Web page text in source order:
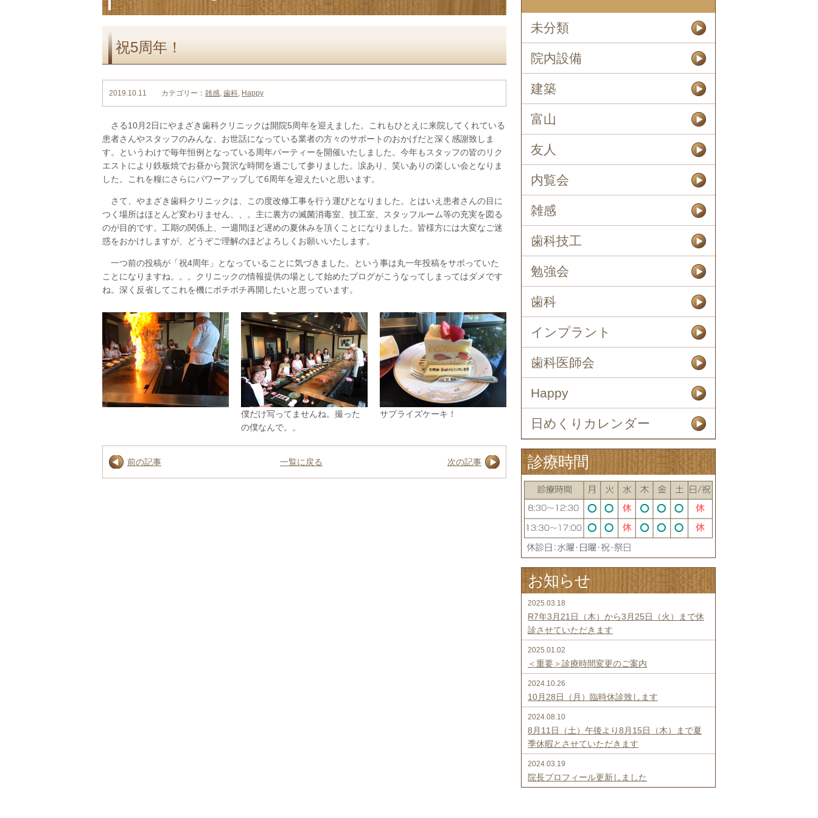
祝5周年！
2019.10.11 カテゴリー： 雑感, 歯科, Happy
さる10月2日にやまざき歯科クリニックは開院5周年を迎えました。これもひとえに来院してくれている
患者さんやスタッフのみんな、お世話になっている業者の方々のサポートのおかげだと深く感謝致しま
す。というわけで毎年恒例となっている周年パーティーを開催いたしました。今年もスタッフの皆のリク
エストにより鉄板焼でお昼から贅沢な時間を過ごして参りました。涙あり、笑いありの楽しい会となりま
した。これを糧にさらにパワーアップして6周年を迎えたいと思います。
さて、やまざき歯科クリニックは、この度改修工事を行う運びとなりました。とはいえ患者さんの目に
つく場所はほとんど変わりません、、。主に裏方の滅菌消毒室、技工室、スタッフルーム等の充実を図る
のが目的です。工期の関係上、一週間ほど遅めの夏休みを頂くことになりました。皆様方には大変なご迷
惑をおかけしますが、どうぞご理解のほどよろしくお願いいたします。
一つ前の投稿が「祝4周年」となっていることに気づきました。という事は丸一年投稿をサボっていた
ことになりますね。。。クリニックの情報提供の場として始めたブログがこうなってしまってはダメです
ね。深く反省してこれを機にボチボチ再開したいと思っています。
僕だけ写ってませんね。撮った
の僕なんで。。
サプライズケーキ！
前の記事 次の記事
一覧に戻る
未分類
院内設備
建築
富山
友人
内覧会
雑感
歯科技工
勉強会
歯科
インプラント
歯科医師会
Happy
日めくりカレンダー
診療時間
お知らせ
2025.03.18
R7年3月21日（木）から3月25日（火）まで休
診させていただきます
2025.01.02
＜重要＞診療時間変更のご案内
2024.10.26
10月28日（月）臨時休診致します
2024.08.10
8月11日（土）午後より8月15日（木）まで夏
季休暇とさせていただきます
2024.03.19
院長プロフィール更新しました